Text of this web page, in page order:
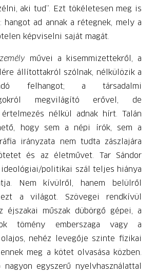
aki tud”. Ezt tökéletesen meg is
ad annak a rétegnek, mely a
képviselni saját magát.
művei a kisemmizettekről, a
állítottakról szólnak, nélkülözik a
felhangot; a társadalmi
megvilágító erővel, de
értelmezés nélkül adnak hírt. Talán
hogy sem a népi írók, sem a
irányzata nem tudta zászlajára
és az életművet. Tar Sándor
ideológiai/politikai szál teljes hiánya
Nem kívülről, hanem belülről
a világot. Szövegei rendkívül
éjszakai műszak dübörgő gépei, a
tömény emberszaga vagy a
olajos, nehéz levegője szinte fizikai
meg a kötet olvasása közben.
egyszerű nyelvhasználattal